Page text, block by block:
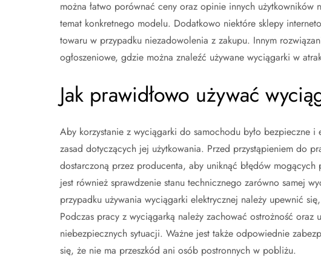
można łatwo porównać ceny oraz opinie innych użytkowników
temat konkretnego modelu. Dodatkowo niektóre sklepy
towaru w przypadku niezadowolenia z zakupu. Innym
ogłoszeniowe, gdzie można znaleźć używane wyciągarki w
Jak prawidłowo używać
Aby korzystanie z wyciągarki do samochodu było bezpieczne
zasad dotyczących jej użytkowania. Przed przystąpieniem do
dostarczoną przez producenta, aby uniknąć błędów
jest również sprawdzenie stanu technicznego zarówno samej
przypadku używania wyciągarki elektrycznej należy upewnić
Podczas pracy z wyciągarką należy zachować ostrożność
niebezpiecznych sytuacji. Ważne jest także odpowiednie
się, że nie ma przeszkód ani osób postronnych w pobliżu.